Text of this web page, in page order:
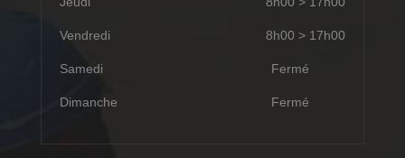
Vendredi 8h00 > 17h00
Samedi Fermé
Dimanche Fermé